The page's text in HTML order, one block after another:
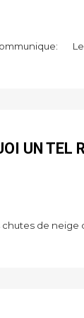
UN TEL
de